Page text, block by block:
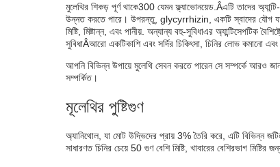
উপসংহার
মুলেথির শিকড় পূর্ণ থাকে300 যেমন ফ্ল্যাভোনয়েড .Âএটি তাদের
উন্নত করতে পারে। উপরন্তু, glycyrrhizin , একটি স্বাদের যৌগ
মিষ্টি, মিষ্টান্ন, এবং পানীয়. অন্যান্য বহু-সুবিধাএর অ্যান্টিসেপটিক
সুবিধাÂআরো একটিকাশি এবং সর্দির চিকিৎসা, চিনির লোভ কমানো
আপনি বিভিন্ন উপায়ে মুলেথি সেবন করতে পারেন সে সম্পর্কে আরও
সম্পর্কিত।
মূলেথির পুষ্টিগুণ
অ্যানিথোল, যা মোট উদ্ভিদের প্রায় 3% তৈরি করে, এটি বিভিন্ন
সাধারণত চিনির চেয়ে 50 গুণ বেশি মিষ্টি, খাবারের বেশিরভাগ